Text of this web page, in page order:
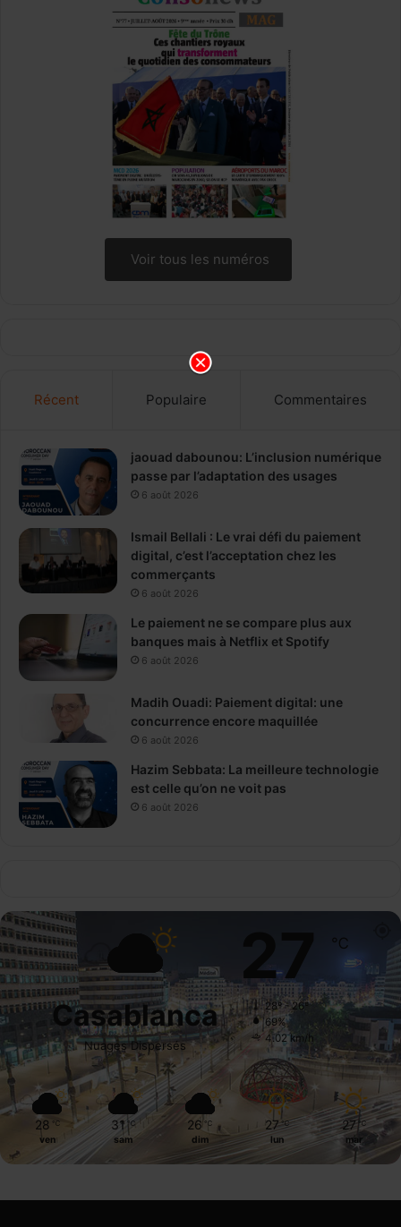
Voir tous les numéros
Récent Populaire Commentaires
jaouad dabounou: L’inclusion numérique
passe par l’adaptation des usages
6 août 2026
Ismail Bellali : Le vrai défi du paiement
digital, c’est l’acceptation chez les
commerçants
6 août 2026
Le paiement ne se compare plus aux
banques mais à Netflix et Spotify
6 août 2026
Madih Ouadi: Paiement digital: une
concurrence encore maquillée
6 août 2026
Hazim Sebbata: La meilleure technologie
est celle qu’on ne voit pas
6 août 2026
Casablanca
Nuages Dispersés
27 ℃
28º - 26º
69%
4.02 km/h
28 ℃
ven
31 ℃
sam
26 ℃
dim
27 ℃
lun
27 ℃
mar